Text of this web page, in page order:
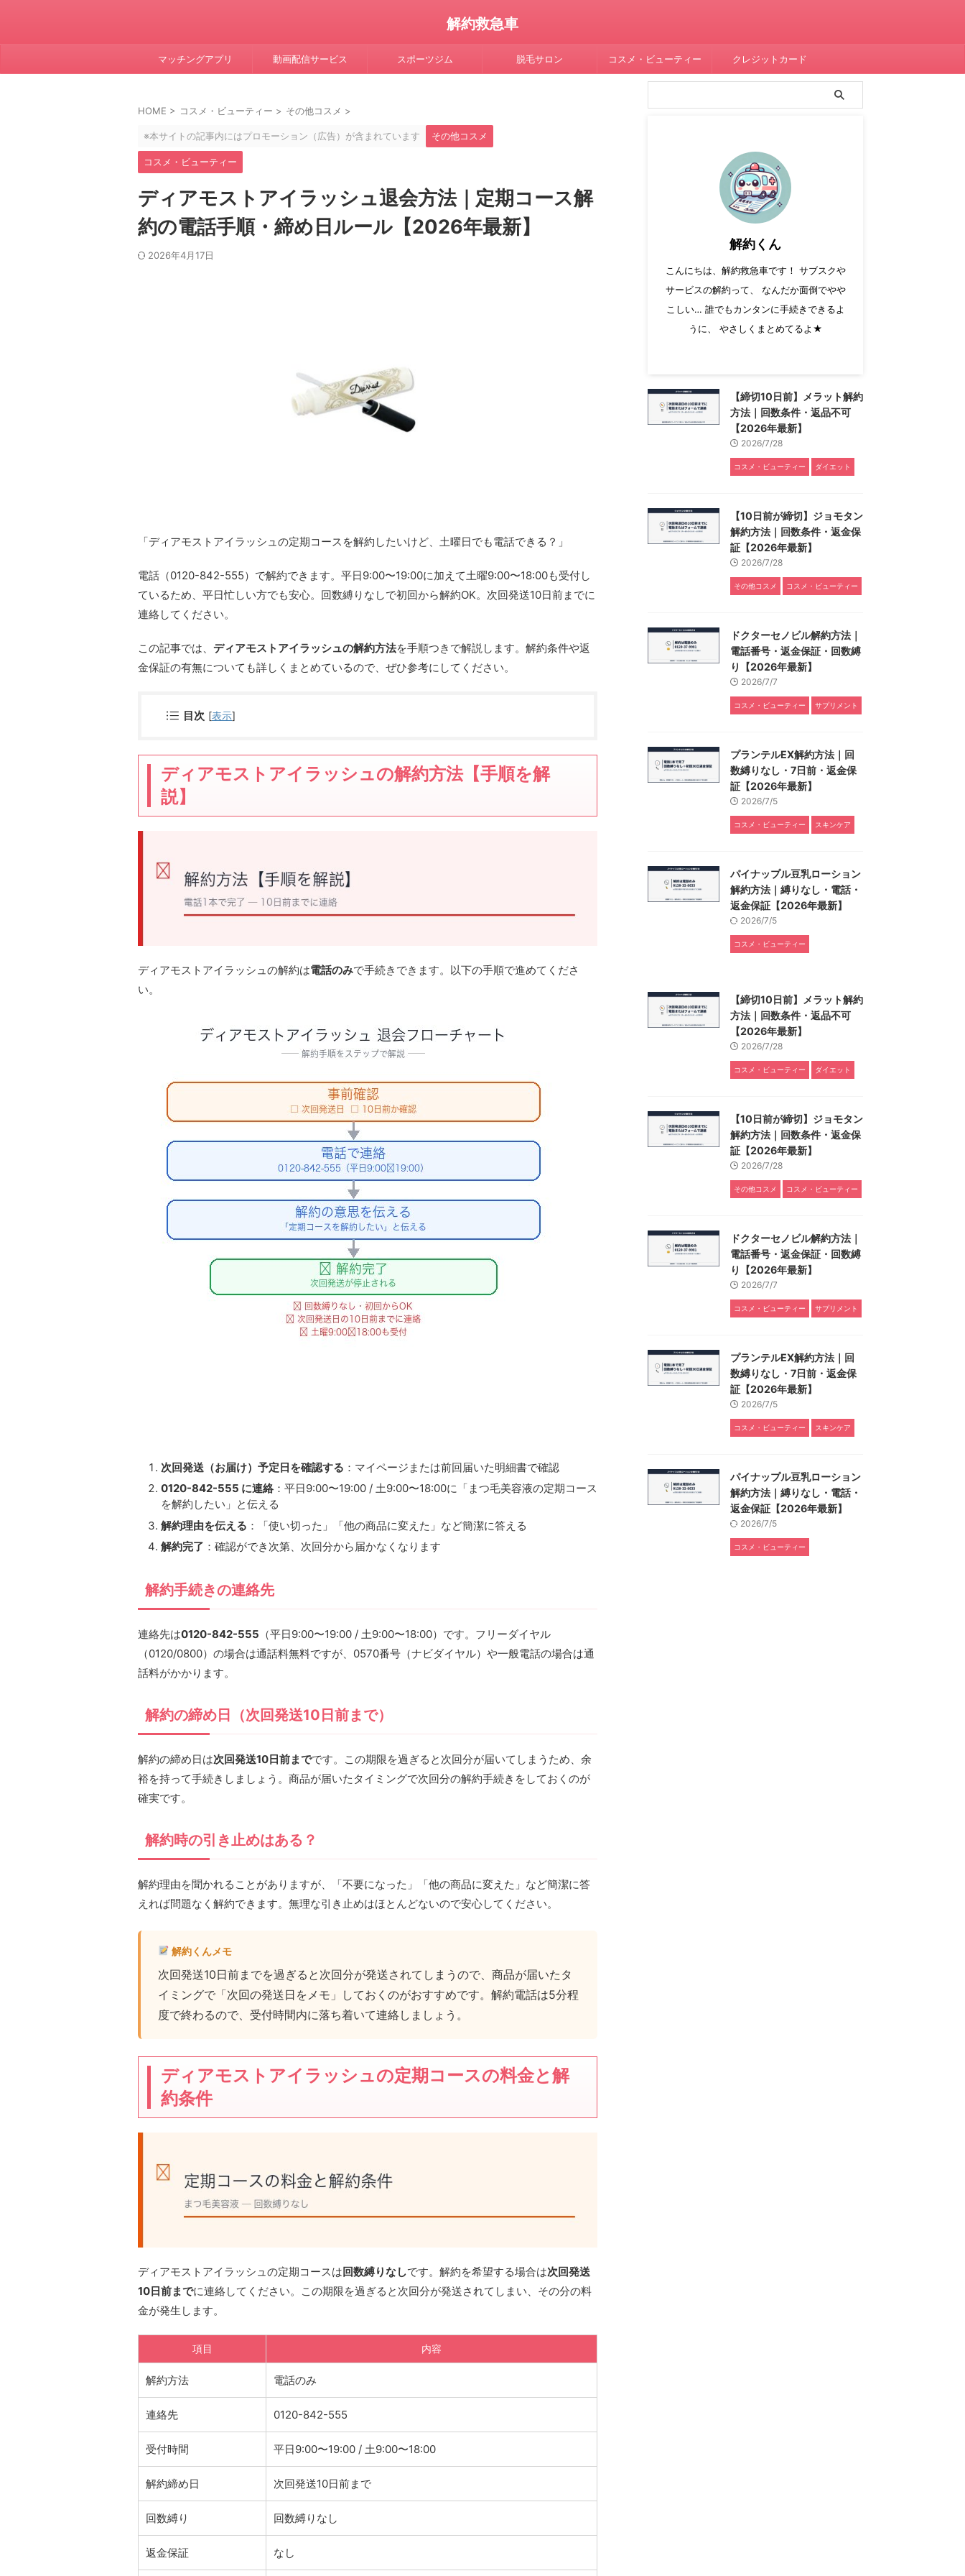
解約救急車
マッチングアプリ 動画配信サービス スポーツジム 脱毛サロン コスメ・ビューティー クレジットカード
HOME > コスメ・ビューティー > その他コスメ >
※本サイトの記事内にはプロモーション（広告）が含まれています その他コスメ
コスメ・ビューティー
ディアモストアイラッシュ退会方法｜定期コース解
約の電話手順・締め日ルール【2026年最新】
2026年4月17日
「ディアモストアイラッシュの定期コースを解約したいけど、土曜日でも電話できる？」
電話（0120-842-555）で解約できます。平日9:00〜19:00に加えて土曜9:00〜18:00も受付し
ているため、平日忙しい方でも安心。回数縛りなしで初回から解約OK。次回発送10日前までに
連絡してください。
この記事では、 ディアモストアイラッシュの解約方法を手順つきで解説します。解約条件や返
金保証の有無についても詳しくまとめているので、ぜひ参考にしてください。
目次 [表示]
ディアモストアイラッシュの解約方法【手順を解
説】
ディアモストアイラッシュの解約は電話のみで手続きできます。以下の手順で進めてくださ
い。
次回発送（お届け）予定日を確認する ：マイページまたは前回届いた明細書で確認
0120-842-555 に連絡：平日9:00〜19:00 / 土9:00〜18:00に「まつ毛美容液の定期コース
を解約したい」と伝える
解約理由を伝える ：「使い切った」「他の商品に変えた」など簡潔に答える
解約完了 ：確認ができ次第、次回分から届かなくなります
解約手続きの連絡先
連絡先は0120-842-555 （平日9:00〜19:00 / 土9:00〜18:00）です。フリーダイヤル
（0120/0800）の場合は通話料無料ですが、0570番号（ナビダイヤル）や一般電話の場合は通
話料がかかります。
解約の締め日（次回発送10日前まで）
解約の締め日は次回発送10日前までです。この期限を過ぎると次回分が届いてしまうため、余
裕を持って手続きしましょう。商品が届いたタイミングで次回分の解約手続きをしておくのが
確実です。
解約時の引き止めはある？
解約理由を聞かれることがありますが、「不要になった」「他の商品に変えた」など簡潔に答
えれば問題なく解約できます。無理な引き止めはほとんどないので安心してください。
解約くんメモ
次回発送10日前までを過ぎると次回分が発送されてしまうので、商品が届いたタ
イミングで「次回の発送日をメモ」しておくのがおすすめです。解約電話は5分程
度で終わるので、受付時間内に落ち着いて連絡しましょう。
ディアモストアイラッシュの定期コースの料金と解
約条件
ディアモストアイラッシュの定期コースは回数縛りなしです。解約を希望する場合は次回発送
10日前までに連絡してください。この期限を過ぎると次回分が発送されてしまい、その分の料
金が発生します。
項目 内容
解約方法 電話のみ
連絡先 0120-842-555
受付時間 平日9:00〜19:00 / 土9:00〜18:00
解約締め日 次回発送10日前まで
回数縛り 回数縛りなし
返金保証 なし
解約くん
こんにちは、解約救急車です！ サブスクや
サービスの解約って、 なんだか面倒でやや
こしい… 誰でもカンタンに手続きできるよ
うに、 やさしくまとめてるよ★
【締切10日前】メラット解約
方法｜回数条件・返品不可
【2026年最新】
2026/7/28
コスメ・ビューティー ダイエット
【10日前が締切】ジョモタン
解約方法｜回数条件・返金保
証【2026年最新】
2026/7/28
その他コスメ コスメ・ビューティー
ドクターセノビル解約方法｜
電話番号・返金保証・回数縛
り【2026年最新】
2026/7/7
コスメ・ビューティー サプリメント
プランテルEX解約方法｜回
数縛りなし・7日前・返金保
証【2026年最新】
2026/7/5
コスメ・ビューティー スキンケア
パイナップル豆乳ローション
解約方法｜縛りなし・電話・
返金保証【2026年最新】
2026/7/5
コスメ・ビューティー
【締切10日前】メラット解約
方法｜回数条件・返品不可
【2026年最新】
2026/7/28
コスメ・ビューティー ダイエット
【10日前が締切】ジョモタン
解約方法｜回数条件・返金保
証【2026年最新】
2026/7/28
その他コスメ コスメ・ビューティー
ドクターセノビル解約方法｜
電話番号・返金保証・回数縛
り【2026年最新】
2026/7/7
コスメ・ビューティー サプリメント
プランテルEX解約方法｜回
数縛りなし・7日前・返金保
証【2026年最新】
2026/7/5
コスメ・ビューティー スキンケア
パイナップル豆乳ローション
解約方法｜縛りなし・電話・
返金保証【2026年最新】
2026/7/5
コスメ・ビューティー